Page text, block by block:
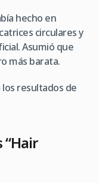
hecho en
circulares y
Asumió que
más barata.
resultados de
“Hair